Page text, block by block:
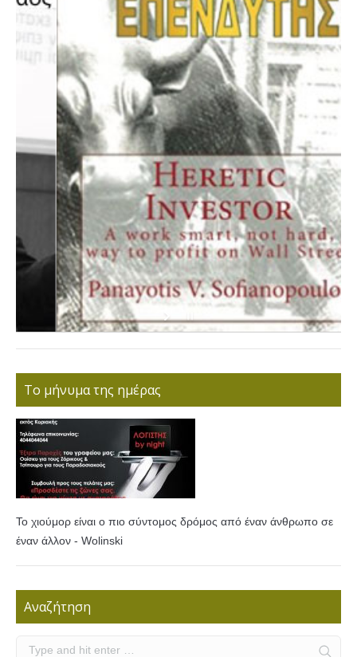
Το μήνυμα της ημέρας
Το χιούμορ είναι ο πιο σύντομος δρόμος από έναν άνθρωπο σε
έναν άλλον - Wolinski
Αναζήτηση